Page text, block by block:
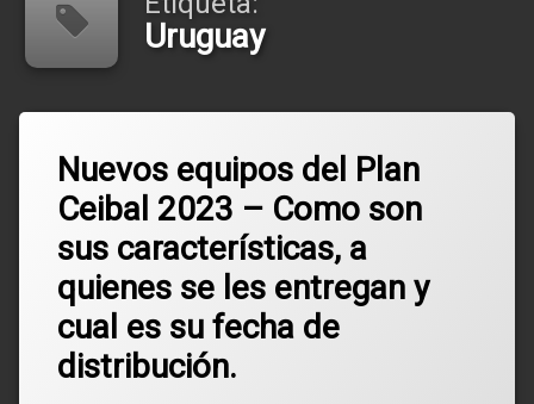
Uruguay
Nuevos equipos del Plan
Ceibal 2023 – Como son
sus características, a
quienes se les entregan y
cual es su fecha de
distribución.
Bachillerato
Bellatrix
Laptop
Plan
Ceibal
Primaria
un
comentario
en
Nuevos
equipos
del
Plan
Ceibal
2023
Como